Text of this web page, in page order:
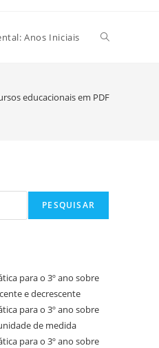
Anos Iniciais Alternar
site
educacionais em PDF
PESQUISAR
para o 3º ano sobre
e decrescente
para o 3º ano sobre
de medida
para o 3º ano sobre